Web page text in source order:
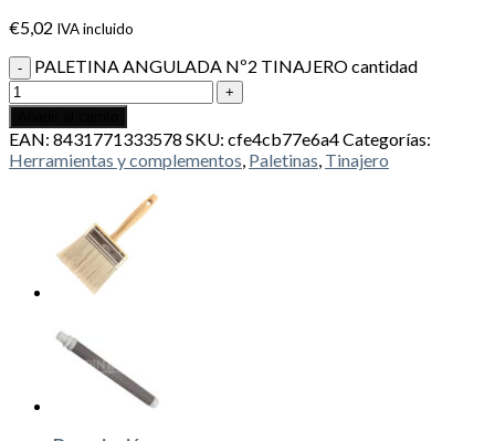
€5,02 IVA incluido
PALETINA ANGULADA Nº2 TINAJERO cantidad
EAN: 8431771333578 SKU: cfe4cb77e6a4Categorías:
Herramientas y complementos, Paletinas, Tinajero